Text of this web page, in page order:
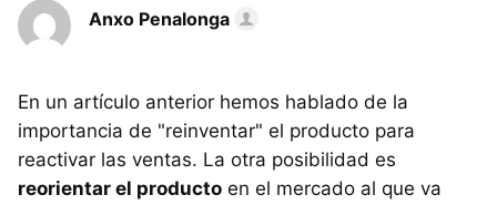
Anxo Penalonga
En un artículo anterior hemos hablado de la
importancia de "reinventar" el producto para
reactivar las ventas. La otra posibilidad es
reorientar el producto en el mercado al que va